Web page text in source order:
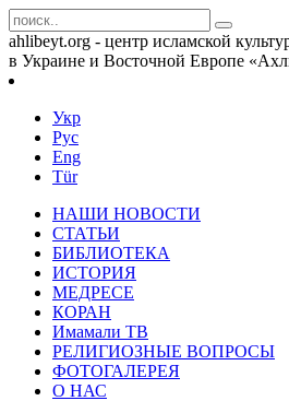
ahlibeyt.org - центр исламской
в Украине и Восточной Европе
Укр
Рус
Eng
Tür
НАШИ НОВОСТИ
СТАТЬИ
БИБЛИОТЕКА
ИСТОРИЯ
МЕДРЕСЕ
КОРАН
Имамали ТВ
РЕЛИГИОЗНЫЕ ВОПРОСЫ
ФОТОГАЛЕРЕЯ
О НАС